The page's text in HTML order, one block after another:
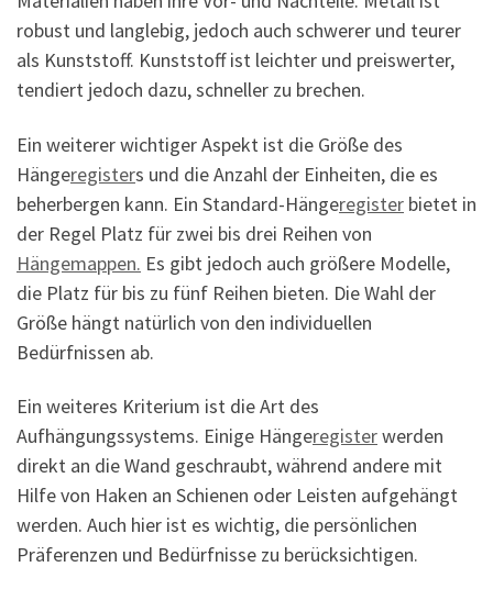
robust und langlebig, jedoch auch schwerer und teurer
als Kunststoff. Kunststoff ist leichter und preiswerter,
tendiert jedoch dazu, schneller zu brechen.
Ein weiterer wichtiger Aspekt ist die Größe des
Hängeregisters und die Anzahl der Einheiten, die es
beherbergen kann. Ein Standard-Hängeregister bietet in
der Regel Platz für zwei bis drei Reihen von
Hängemappen. Es gibt jedoch auch größere Modelle,
die Platz für bis zu fünf Reihen bieten. Die Wahl der
Größe hängt natürlich von den individuellen
Bedürfnissen ab.
Ein weiteres Kriterium ist die Art des
Aufhängungssystems. Einige Hängeregisterwerden
direkt an die Wand geschraubt, während andere mit
Hilfe von Haken an Schienen oder Leisten aufgehängt
werden. Auch hier ist es wichtig, die persönlichen
Präferenzen und Bedürfnisse zu berücksichtigen.